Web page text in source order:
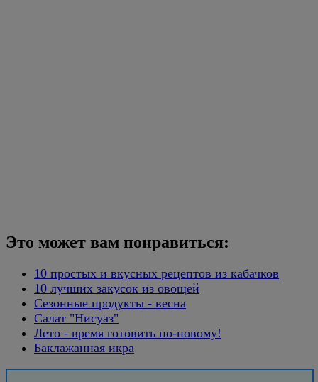
Это может вам понравиться:
10 простых и вкусных рецептов из кабачков
10 лучших закусок из овощей
Сезонные продукты - весна
Салат "Нисуаз"
Лето - время готовить по-новому!
Баклажанная икра